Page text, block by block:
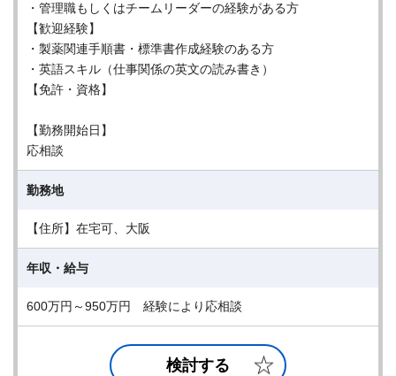
・管理職もしくはチームリーダーの経験がある方
【歓迎経験】
・製薬関連手順書・標準書作成経験のある方
・英語スキル（仕事関係の英文の読み書き）
【免許・資格】
【勤務開始日】
応相談
勤務地
【住所】在宅可、大阪
年収・給与
600万円～950万円 経験により応相談
検討する